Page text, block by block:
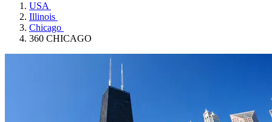
USA
Illinois
Chicago
360 CHICAGO